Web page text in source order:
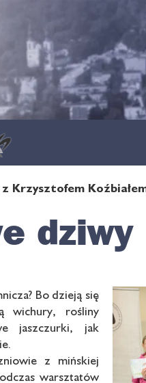
z Krzysztofem
dziwy
Bo dzieją się
wichury, rośliny
jaszczurki, jak
z mińskiej
warsztatów